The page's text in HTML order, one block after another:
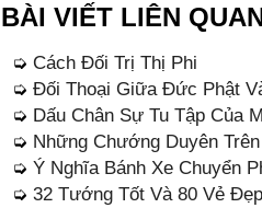
BÀI VIẾT LIÊN
➭ Cách Đối Trị Thị Phi
➭ Đối Thoại Giữa Đức Phật
➭ Dấu Chân Sự Tu Tập Của
➭ Những Chướng Duyên
➭ Ý Nghĩa Bánh Xe Chuyển
➭ 32 Tướng Tốt Và 80 Vẻ